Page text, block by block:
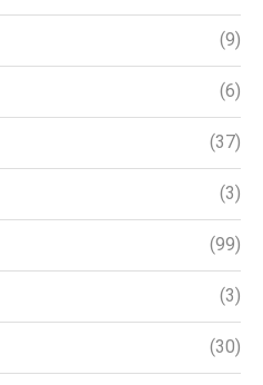
(9)
(6)
(37)
(3)
(99)
(3)
(30)